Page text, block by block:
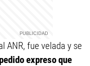
ANR, fue velada y se
expreso que